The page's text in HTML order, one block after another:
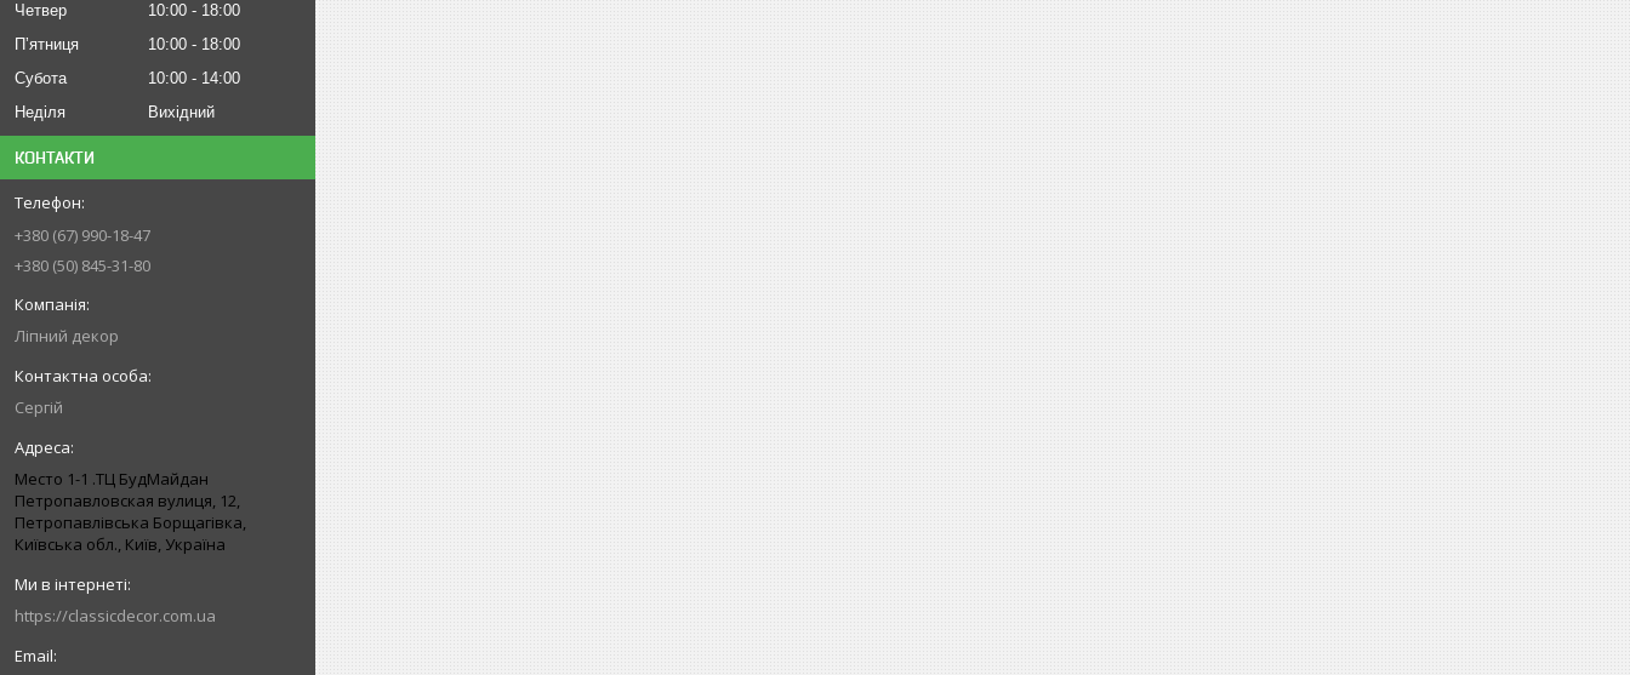
Четвер
10:00
18:00
Пʼятниця
10:00
18:00
Субота
10:00
14:00
Неділя
Вихідний
КОНТАКТИ
+380 (67) 990-18-47
+380 (50) 845-31-80
Ліпний декор
Сергій
Место 1-1 .ТЦ БудМайдан
Петропавловская вулиця, 12,
Петропавлівська Борщагівка,
Київська обл., Київ, Україна
https://classicdecor.com.ua